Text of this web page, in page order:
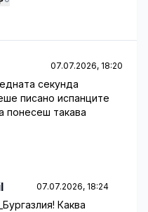
07.07.2026, 18:20
секунда
писано испанците
понесеш такава
07.07.2026, 18:24
Каква